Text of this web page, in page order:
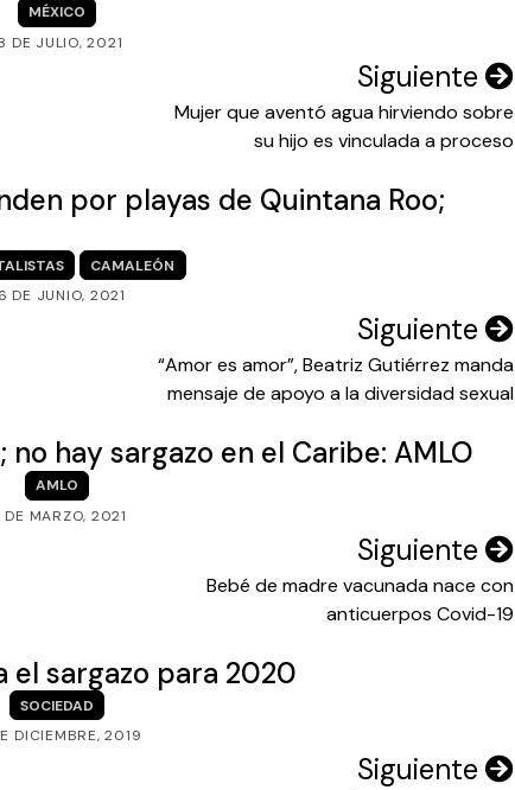
MÉXICO
DE JULIO, 2021
Siguiente
Mujer que aventó agua hirviendo sobre
su hijo es vinculada a proceso
por playas de Quintana Roo;
CAMALEÓN
DE JUNIO, 2021
Siguiente
“Amor es amor”, Beatriz Gutiérrez manda
mensaje de apoyo a la diversidad sexual
hay sargazo en el Caribe: AMLO
AMLO
DE MARZO, 2021
Siguiente
Bebé de madre vacunada nace con
anticuerpos Covid-19
sargazo para 2020
SOCIEDAD
DICIEMBRE, 2019
Siguiente